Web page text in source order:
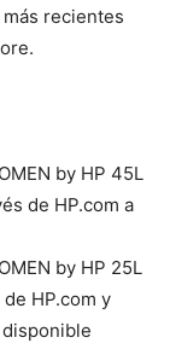
recientes
by HP 45L
de HP.com a
by HP 25L
HP.com y